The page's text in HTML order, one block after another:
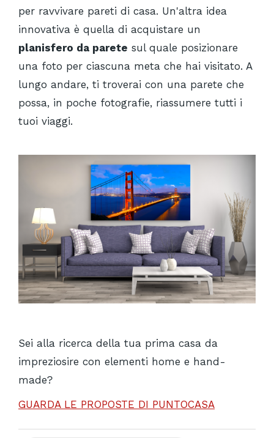
per ravvivare pareti di casa. Un'altra idea
innovativa è quella di acquistare un
planisfero da parete sul quale posizionare
una foto per ciascuna meta che hai visitato. A
lungo andare, ti troverai con una parete che
possa, in poche fotografie, riassumere tutti i
tuoi viaggi.
Sei alla ricerca della tua prima casa da
impreziosire con elementi home e hand-
made?
GUARDA LE PROPOSTE DI PUNTOCASA